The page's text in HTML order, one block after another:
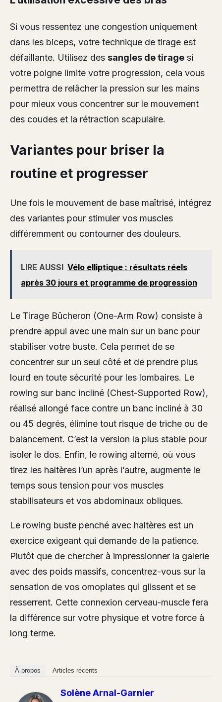
Si vous ressentez une congestion uniquement
dans les biceps, votre technique de tirage est
défaillante. Utilisez des sangles de tirage si
votre poigne limite votre progression, cela vous
permettra de relâcher la pression sur les mains
pour mieux vous concentrer sur le mouvement
des coudes et la rétraction scapulaire.
Variantes pour briser la
routine et progresser
Une fois le mouvement de base maîtrisé, intégrez
des variantes pour stimuler vos muscles
différemment ou contourner des douleurs.
LIRE AUSSI Vélo elliptique : résultats réels
après 30 jours et programme de progression
Le Tirage Bûcheron (One-Arm Row) consiste à
prendre appui avec une main sur un banc pour
stabiliser votre buste. Cela permet de se
concentrer sur un seul côté et de prendre plus
lourd en toute sécurité pour les lombaires. Le
rowing sur banc incliné (Chest-Supported Row),
réalisé allongé face contre un banc incliné à 30
ou 45 degrés, élimine tout risque de triche ou de
balancement. C’est la version la plus stable pour
isoler le dos. Enfin, le rowing alterné, où vous
tirez les haltères l’un après l’autre, augmente le
temps sous tension pour vos muscles
stabilisateurs et vos abdominaux obliques.
Le rowing buste penché avec haltères est un
exercice exigeant qui demande de la patience.
Plutôt que de chercher à impressionner la galerie
avec des poids massifs, concentrez-vous sur la
sensation de vos omoplates qui glissent et se
resserrent. Cette connexion cerveau-muscle fera
la différence sur votre physique et votre force à
long terme.
À propos Articles récents
Solène Arnal-Garnier